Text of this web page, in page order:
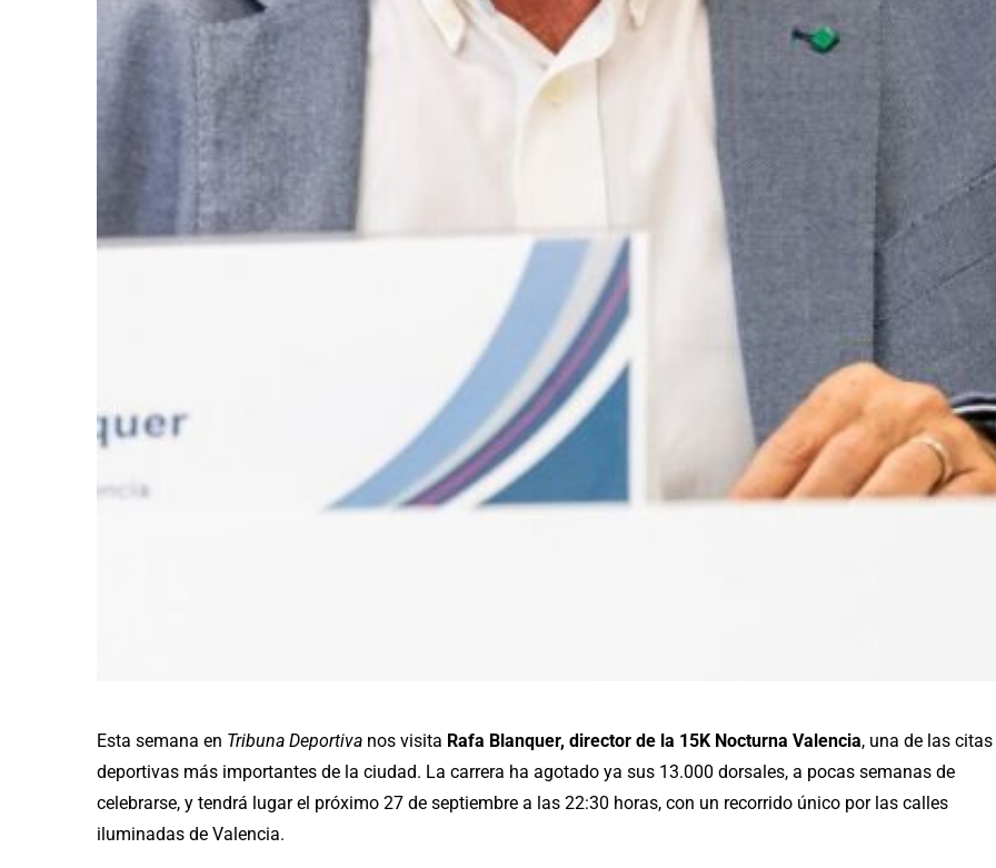
Esta semana en Tribuna Deportiva nos visita Rafa Blanquer, director de la 15K Nocturna Valencia, una de las citas
deportivas más importantes de la ciudad. La carrera ha agotado ya sus 13.000 dorsales, a pocas semanas de
celebrarse, y tendrá lugar el próximo 27 de septiembre a las 22:30 horas, con un recorrido único por las calles
iluminadas de Valencia.